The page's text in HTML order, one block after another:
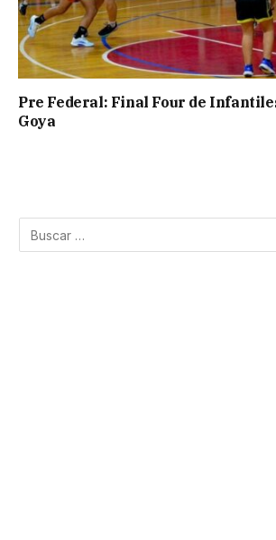
Pre Federal: Final Four de
Goya